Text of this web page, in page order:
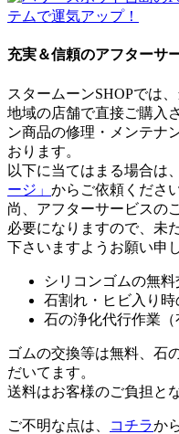
充実＆信頼のアフターサ
スタームーンSHOPでは
地域の店舗で直接ご購入
ン商品の修理・メンテナ
おります。
以下に当てはまる場合は、
ージ」 からご依頼ください
尚、アフターサービスの
必要になりますので、未
下さいますようお願い申
シリコンゴムの無料
石割れ・ヒビ入り時
石の浄化代行作業（
ゴムの交換等は無料、石
だいてます。
送料はお客様のご負担と
ご不明な点は、 コチラか